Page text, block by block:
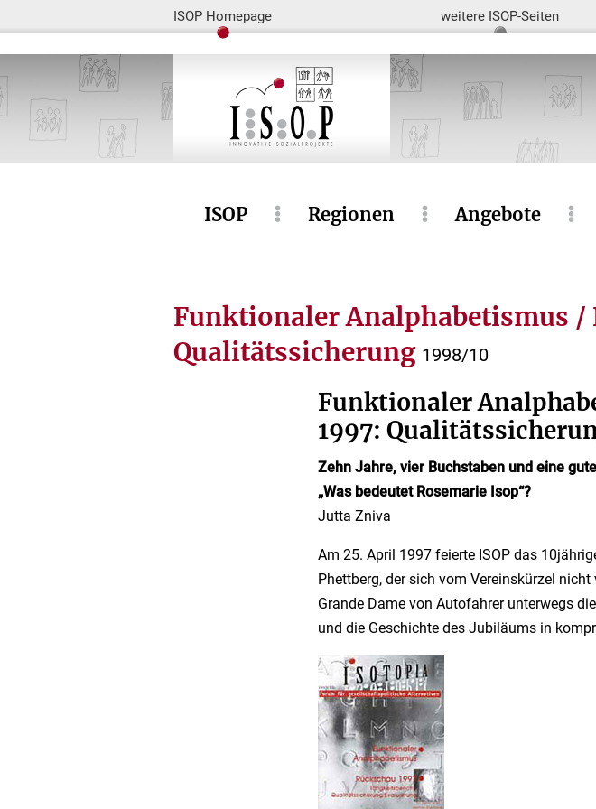
ISOP Homepage weitere ISOP-Seiten
ISOP Regionen Angebote
Funktionaler Analphabetismus /
Qualitätssicherung 1998/10
Funktionaler
1997:
Zehn Jahre, vier Buchstaben und eine
„Was bedeutet Rosemarie Isop“?
Jutta Zniva
Am 25. April 1997 feierte ISOP das
Phettberg, der sich vom Vereinskürzel
Grande Dame von Autofahrer unterwegs
und die Geschichte des Jubiläums in